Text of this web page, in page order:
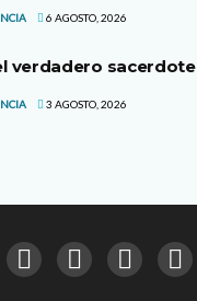
6 AGOSTO, 2026
verdadero sacerdote
3 AGOSTO, 2026